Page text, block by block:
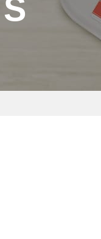
会社概要
製品情報
自社専売製品
募集要項